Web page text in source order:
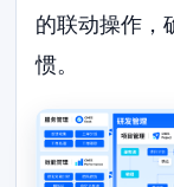
的联动操作，
惯。